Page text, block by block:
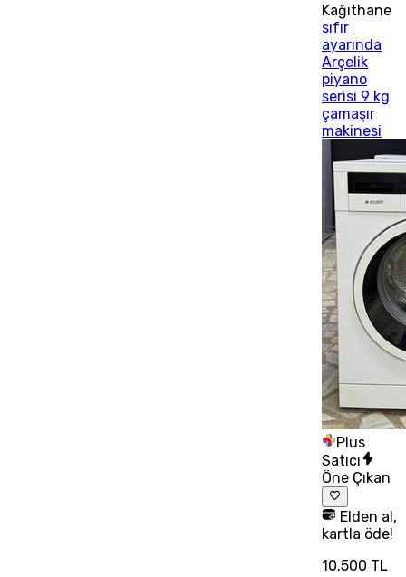
Kağıthane
sıfır
ayarında
Arçelik
piyano
serisi 9 kg
çamaşır
makinesi
Plus
Satıcı
Öne Çıkan
Elden al,
kartla öde!
10.500 TL